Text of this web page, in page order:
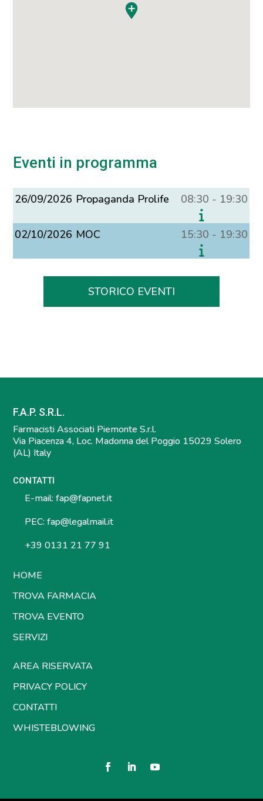
Eventi in programma
26/09/2026 Propaganda Prolife 08:30 - 19:30
02/10/2026 MOC 15:30 - 19:30
STORICO EVENTI
F.A.P. S.R.L.
Farmacisti Associati Piemonte S.r.l.
Via Piacenza 4, Loc. Madonna del Poggio 15029 Solero
(AL) Italy
CONTATTI
E-mail: fap@fapnet.it
PEC: fap@legalmail.it
+39 0131 21 77 91
HOME
TROVA FARMACIA
TROVA EVENTO
SERVIZI
AREA RISERVATA
PRIVACY POLICY
CONTATTI
WHISTEBLOWING